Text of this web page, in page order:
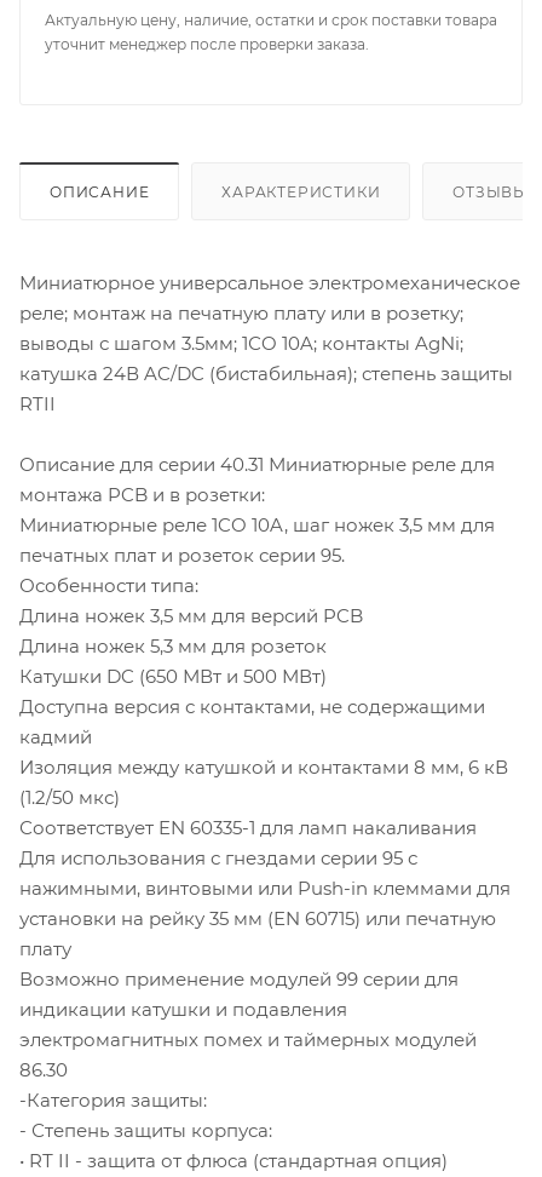
Актуальную цену, наличие, остатки и срок поставки товара
уточнит менеджер после проверки заказа.
ОПИСАНИЕ ХАРАКТЕРИСТИКИ ОТЗЫВЫ
Миниатюрное универсальное электромеханическое
реле; монтаж на печатную плату или в розетку;
выводы с шагом 3.5мм; 1СO 10A; контакты AgNi;
катушка 24В AC/DC (бистабильная); степень защиты
RTII
Описание для серии 40.31 Миниатюрные реле для
монтажа PCB и в розетки:
Миниатюрные реле 1CO 10A, шаг ножек 3,5 мм для
печатных плат и розеток серии 95.
Особенности типа:
Длина ножек 3,5 мм для версий PCB
Длина ножек 5,3 мм для розеток
Катушки DC (650 МВт и 500 МВт)
Доступна версия с контактами, не содержащими
кадмий
Изоляция между катушкой и контактами 8 мм, 6 кВ
(1.2/50 мкс)
Соответствует EN 60335-1 для ламп накаливания
Для использования с гнездами серии 95 с
нажимными, винтовыми или Push-in клеммами для
установки на рейку 35 мм (EN 60715) или печатную
плату
Возможно применение модулей 99 серии для
индикации катушки и подавления
электромагнитных помех и таймерных модулей
86.30
-Категория защиты:
- Степень защиты корпуса:
• RТ II - защита от флюса (стандартная опция)